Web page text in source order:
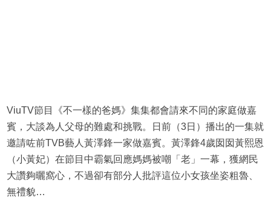
ViuTV節目《不一樣的爸媽》集集都會請來不同的家庭做嘉
賓，大談為人父母的難處和挑戰。日前（3日）播出的一集就
邀請咗前TVB藝人黃澤鋒一家做嘉賓。黃澤鋒4歲囡囡黃熙恩
（小黃妃）在節目中霸氣回應媽媽被嘲「老」一幕，獲網民
大讚夠曬窩心，不過卻有部分人批評這位小女孩坐姿粗魯、
無禮貌…